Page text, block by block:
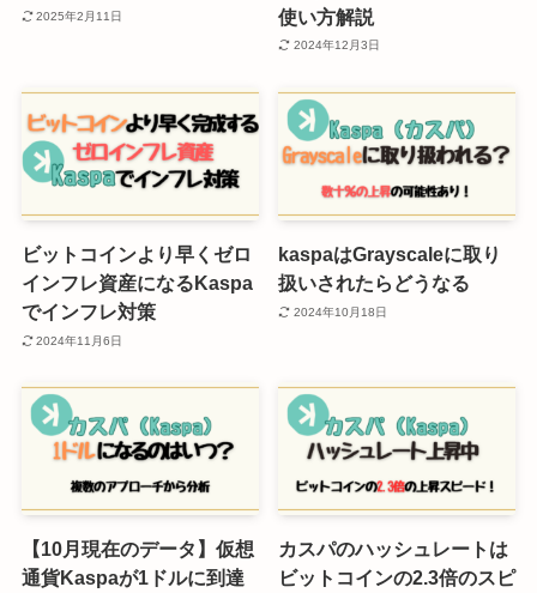
2025年2月11日
使い方解説
2024年12月3日
ビットコインより早くゼロ
インフレ資産になるKaspa
でインフレ対策
2024年11月6日
kaspaはGrayscaleに取り
扱いされたらどうなる
2024年10月18日
【10月現在のデータ】仮想
通貨Kaspaが1ドルに到達
カスパのハッシュレートは
ビットコインの2.3倍のスピ